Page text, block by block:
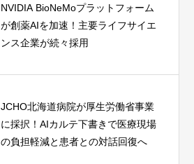
NVIDIA BioNeMoプラットフォーム
が創薬AIを加速！主要ライフサイエ
ンス企業が続々採用
JCHO北海道病院が厚生労働省事業
に採択！AIカルテ下書きで医療現場
の負担軽減と患者との対話回復へ